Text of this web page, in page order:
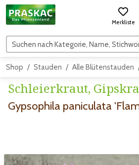
Merkliste
Shop Stauden Alle Blütenstauden
Schleierkraut,
Gypsophila paniculata